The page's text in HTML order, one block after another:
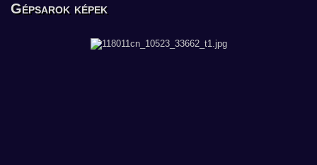
Gépsarok képek